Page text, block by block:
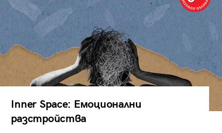
Inner Space: Емоционални
разстройства